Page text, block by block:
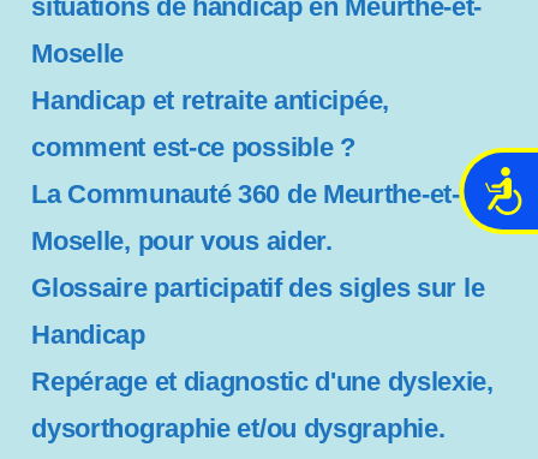
A
s
b
situations de handicap en Meurthe-et-
Moselle
Handicap et retraite anticipée,
comment est-ce possible ?
La Communauté 360 de Meurthe-et-
Moselle, pour vous aider.
Glossaire participatif des sigles sur le
Handicap
Repérage et diagnostic d'une dyslexie,
dysorthographie et/ou dysgraphie.